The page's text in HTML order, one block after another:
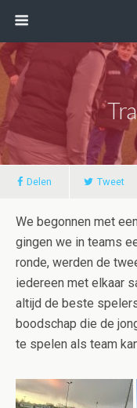
Delen Tweet
We begonnen met
gingen we in teams
ronde, werden de
iedereen met elkaar
altijd de beste
boodschap die de
te spelen als team